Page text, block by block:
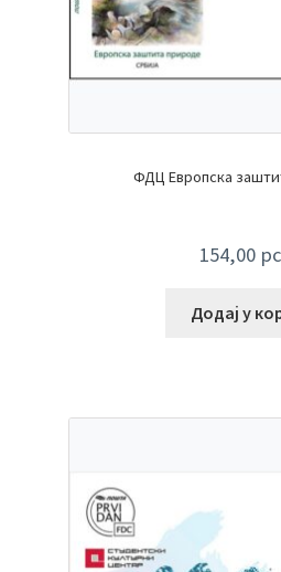
ФДЦ Европска
154,00
Додај у